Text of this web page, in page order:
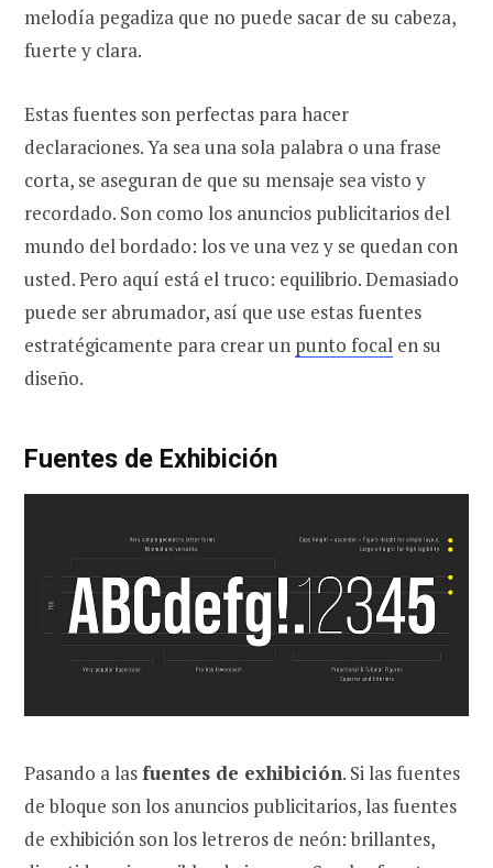
melodía pegadiza que no puede sacar de su cabeza,
fuerte y clara.
Estas fuentes son perfectas para hacer
declaraciones. Ya sea una sola palabra o una frase
corta, se aseguran de que su mensaje sea visto y
recordado. Son como los anuncios publicitarios del
mundo del bordado: los ve una vez y se quedan con
usted. Pero aquí está el truco: equilibrio. Demasiado
puede ser abrumador, así que use estas fuentes
estratégicamente para crear un punto focal en su
diseño.
Fuentes de Exhibición
Pasando a lasfuentes de exhibición. Si las fuentes
de bloque son los anuncios publicitarios, las fuentes
de exhibición son los letreros de neón: brillantes,